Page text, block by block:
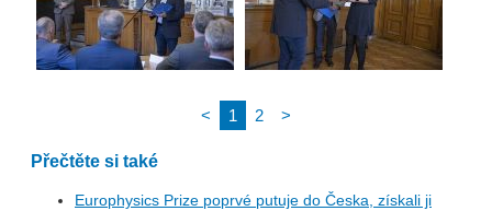
< 1 2 >
Přečtěte si také
Europhysics Prize poprvé putuje do Česka, získali ji